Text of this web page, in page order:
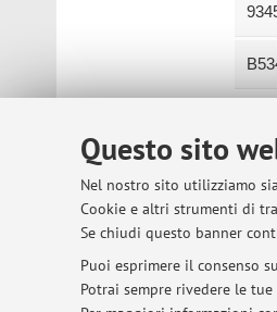
Questo sito
Nel nostro sito utilizziamo
Cookie e altri strumenti di
Se chiudi questo banner
Puoi esprimere il consenso
Potrai sempre rivedere le
©